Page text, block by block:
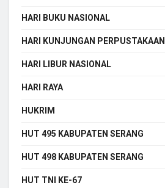
HARI BUKU NASIONAL
HARI KUNJUNGAN PERPUSTAKAAN
HARI LIBUR NASIONAL
HARI RAYA
HUKRIM
HUT 495 KABUPATEN SERANG
HUT 498 KABUPATEN SERANG
HUT TNI KE-67